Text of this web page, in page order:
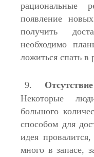
рациональные
появление
получить
необходимо
ложиться спать в
Отсутствие
Некоторые
большого
способом для
идея
много в запасе,